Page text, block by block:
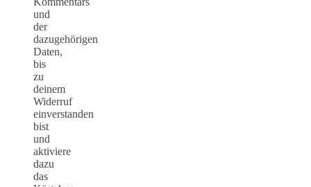
und
der
dazugehörigen
Daten,
bis
zu
deinem
Widerruf
einverstanden
bist
und
aktiviere
dazu
das